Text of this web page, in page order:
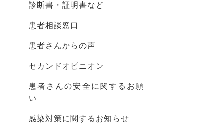
診断書・証明書など
患者相談窓口
患者さんからの声
セカンドオピニオン
患者さんの安全に関するお願
い
感染対策に関するお知らせ